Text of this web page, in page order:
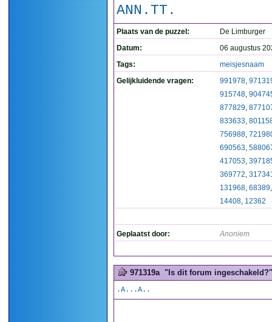
ANN.TT.
Plaats van de puzzel:
De Limburger
Datum:
06 augustus
Tags:
meisjesnaam
Gelijkluidende vragen:
991978,
915748,
877829,
833633,
756988,
690563,
417053,
369772,
131968, 68389
14408, 12362
Geplaatst door: Anoniem
971319a "Is dit forum
.A...A..